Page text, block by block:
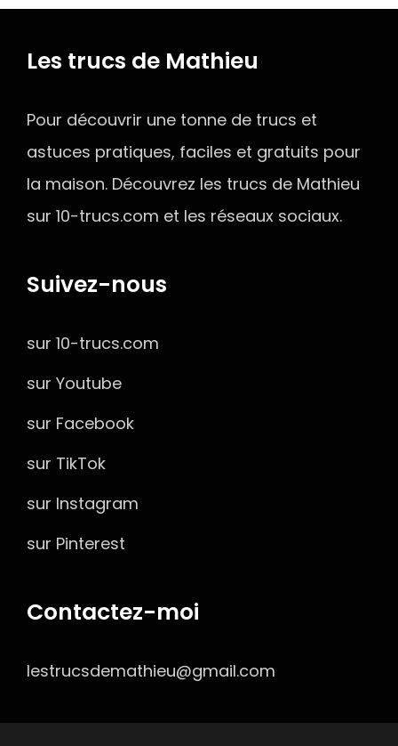
Les trucs de Mathieu
Pour découvrir une tonne de trucs et
astuces pratiques, faciles et gratuits pour
la maison. Découvrez les trucs de Mathieu
sur 10-trucs.com et les réseaux sociaux.
Suivez-nous
sur 10-trucs.com
sur Youtube
sur Facebook
sur TikTok
sur Instagram
sur Pinterest
Contactez-moi
lestrucsdemathieu@gmail.com